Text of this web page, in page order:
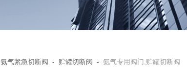
氨气紧急切断阀 - 贮罐切断阀 - 氨气专用阀门,贮罐切断阀